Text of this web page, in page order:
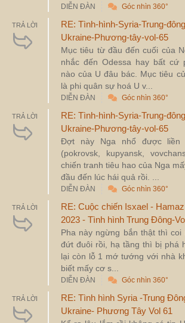
DIỄN ĐÀN Góc nhìn 360°
TRẢ LỜI
RE: Tình-hình-Syria-Trung-
Ukraine-Phương-tây-vol-65
Mục tiêu từ đầu đến cuối của
nhắc đến Odessa hay bất cứ
nào của U đâu bác. Mục tiêu
là phi quân sự hoá U v...
DIỄN ĐÀN Góc nhìn 360°
TRẢ LỜI
RE: Tình-hình-Syria-Trung-
Ukraine-Phương-tây-vol-65
Đợt này Nga nhổ được liền
(pokrovsk, kupyansk,
chiến tranh tiêu hao của Nga
đầu đến lúc hái quả rồi. ...
DIỄN ĐÀN Góc nhìn 360°
TRẢ LỜI
RE: Cuộc chiến Isxael -
2023 - Tình hình Trung Đông-
Pha này ngừng bắn thật thì coi
đứt đuôi rồi, hạ tầng thì bị phá
lại còn lỗ 1 mớ tướng với nhà
biết mấy cơ s...
DIỄN ĐÀN Góc nhìn 360°
TRẢ LỜI
RE: Tình hình Syria -Trung
Ukraine- Phương Tây Vol 61